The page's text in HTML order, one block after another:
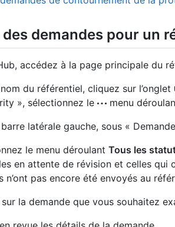
demandes pour un
accédez à la page principale du
du référentiel, cliquez sur l’onglet
», sélectionnez le
menu
latérale gauche, sous «
le menu déroulant Tous les
en attente de révision et celles qui
n’ont pas encore été envoyés au
la demande que vous souhaitez